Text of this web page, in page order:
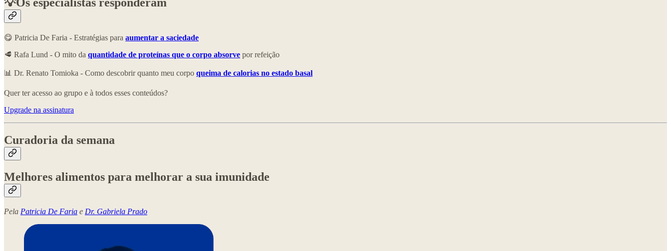
💡Os especialistas responderam
😋 Patricia De Faria - Estratégias para aumentar a saciedade
🥩 Rafa Lund - O mito da quantidade de proteínas que o corpo absorve por refeição
📊 Dr. Renato Tomioka - Como descobrir quanto meu corpo queima de calorias no estado basal
Quer ter acesso ao grupo e à todos esses conteúdos?
Upgrade na assinatura
Curadoria da semana
⁠Melhores alimentos para melhorar a sua imunidade
Pela Patricia De Faria e Dr. Gabriela Prado